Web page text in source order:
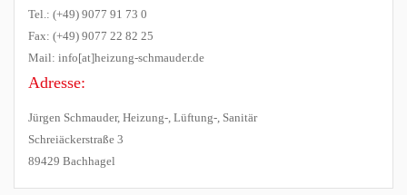
Tel.: (+49) 9077 91 73 0
Fax: (+49) 9077 22 82 25
Mail: info[at]heizung-schmauder.de
Adresse:
Jürgen Schmauder, Heizung-, Lüftung-, Sanitär
Schreiäckerstraße 3
89429 Bachhagel